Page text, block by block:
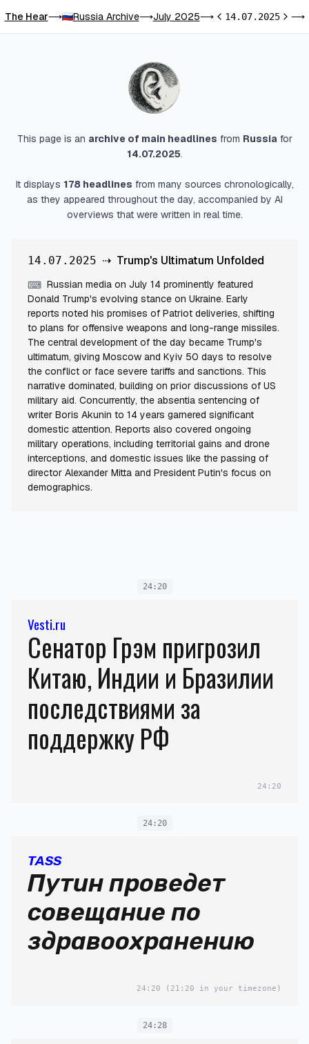
The Hear⟶ Russia Archive⟶July 2025⟶Previous day
14.07.2025Next⟶
This page is an archive of main headlines from Russiafor
14.07.2025.
It displays 178 headlines from many sources chronologically,
as they appeared throughout the day, accompanied by AI
overviews that were written in real time.
14.07.2025 ⇢ Trump's Ultimatum Unfolded
⌨ Russian media on July 14 prominently featured
Donald Trump's evolving stance on Ukraine. Early
reports noted his promises of Patriot deliveries, shifting
to plans for offensive weapons and long-range missiles.
The central development of the day became Trump's
ultimatum, giving Moscow and Kyiv 50 days to resolve
the conflict or face severe tariffs and sanctions. This
narrative dominated, building on prior discussions of US
military aid. Concurrently, the absentia sentencing of
writer Boris Akunin to 14 years garnered significant
domestic attention. Reports also covered ongoing
military operations, including territorial gains and drone
interceptions, and domestic issues like the passing of
director Alexander Mitta and President Putin's focus on
demographics.
24:20
Vesti.ru
Сенатор Грэм пригрозил
Китаю, Индии и Бразилии
последствиями за
поддержку РФ
24:20
24:20
TASS
Путин проведет
совещание по
здравоохранению
24:20 (21:20 in your timezone)
24:28